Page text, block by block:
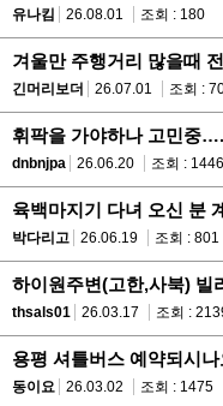
유나킴
26.08.01 조회 : 180
겨울만 주행거리 많을때
긴머리보더
26.07.01 조회 :
휘팍을 가야하나 고민중….
dnbnjpa
26.06.20 조회 : 1446
육백마지기 다녀 오신 분
박다리고
26.06.19 조회 : 801
하이원주변(고한,사북) 빌
thsals01
26.03.17 조회 :
용평 셔틀버스 예약되시
동이요
26.03.02 조회 : 1475